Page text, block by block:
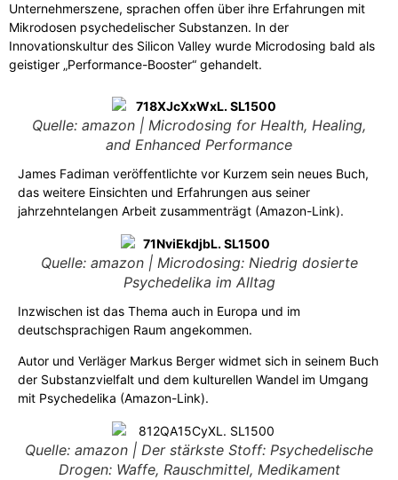
Unternehmerszene, sprachen offen über ihre Erfahrungen mit
Mikrodosen psychedelischer Substanzen. In der
Innovationskultur des Silicon Valley wurde Microdosing bald als
geistiger „Performance-Booster“ gehandelt.
Quelle: amazon | Microdosing for Health, Healing,
and Enhanced Performance
James Fadiman veröffentlichte vor Kurzem sein neues Buch,
das weitere Einsichten und Erfahrungen aus seiner
jahrzehntelangen Arbeit zusammenträgt (Amazon-Link).
Quelle: amazon | Microdosing: Niedrig dosierte
Psychedelika im Alltag
Inzwischen ist das Thema auch in Europa und im
deutschsprachigen Raum angekommen.
Autor und Verläger Markus Berger widmet sich in seinem Buch
der Substanzvielfalt und dem kulturellen Wandel im Umgang
mit Psychedelika (Amazon-Link).
Quelle: amazon | Der stärkste Stoff: Psychedelische
Drogen: Waffe, Rauschmittel, Medikament